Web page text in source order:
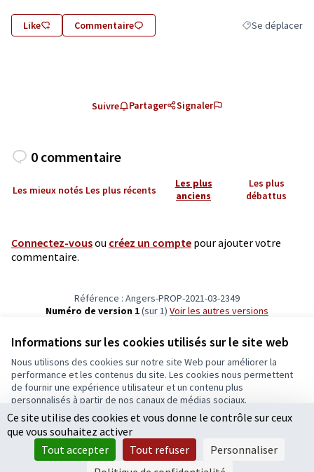
Informations sur les cookies utilisés sur le site web
Nous utilisons des cookies sur notre site Web pour améliorer la
performance et les contenus du site. Les cookies nous permettent
de fournir une expérience utilisateur et un contenu plus
personnalisés à partir de nos canaux de médias sociaux.
Tout accepter
Accepter seulement les cookies essentiels
Paramètres
Like Commentaire Filtrer les
Se déplacer
Suivre Partager Signaler
0 commentaire
Les mieux notés Les plus récents
Les plus
anciens
Les plus
débattus
Connectez-vousou créez un compte pour ajouter votre
commentaire.
Référence : Angers-PROP-2021-03-2349
Numéro de version 1(sur 1)
voir les autres versions
Conditions d'utilisation
Paramètres des cookies
Ecrivons Angers sur X
(Lien externe)
Ecrivons Angers sur Facebook
(Lien externe)
Licence
(Lien
Ce site utilise des cookies et vous donne le contrôle sur ceux
que vous souhaitez activer
Tout accepter
Tout refuser
Personnaliser